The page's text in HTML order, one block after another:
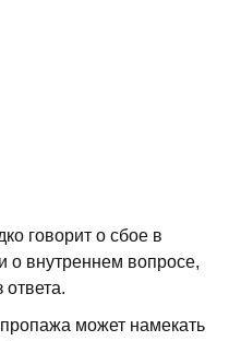
говорит о сбое в
о внутреннем вопросе,
ответа.
пропажа может намекать